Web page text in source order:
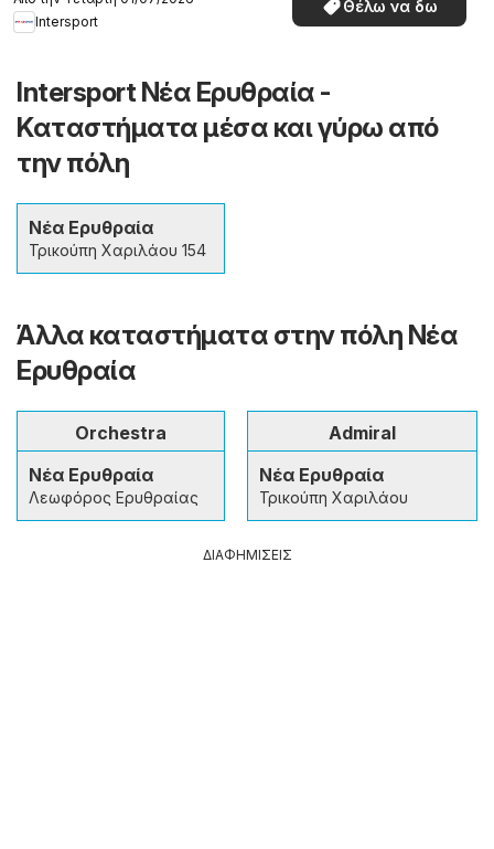
Intersport
Θέλω να δω
Intersport Νέα Ερυθραία -
Καταστήματα μέσα και γύρω από
την πόλη
Νέα Ερυθραία
Τρικούπη Χαριλάου 154
Άλλα καταστήματα στην πόλη Νέα
Ερυθραία
Orchestra
Νέα Ερυθραία
Λεωφόρος Ερυθραίας
Admiral
Νέα Ερυθραία
Τρικούπη Χαριλάου
ΔΙΑΦΗΜΙΣΕΙΣ